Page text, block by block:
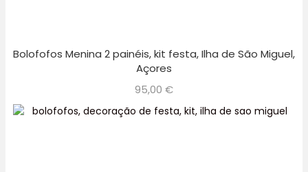
Bolofofos Menina 2 painéis, kit festa, Ilha de São Miguel,
Açores
95,00 €